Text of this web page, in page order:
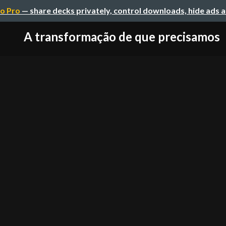
Pro — share decks privately, control downloads, hide ads
A transformação de que precisamos